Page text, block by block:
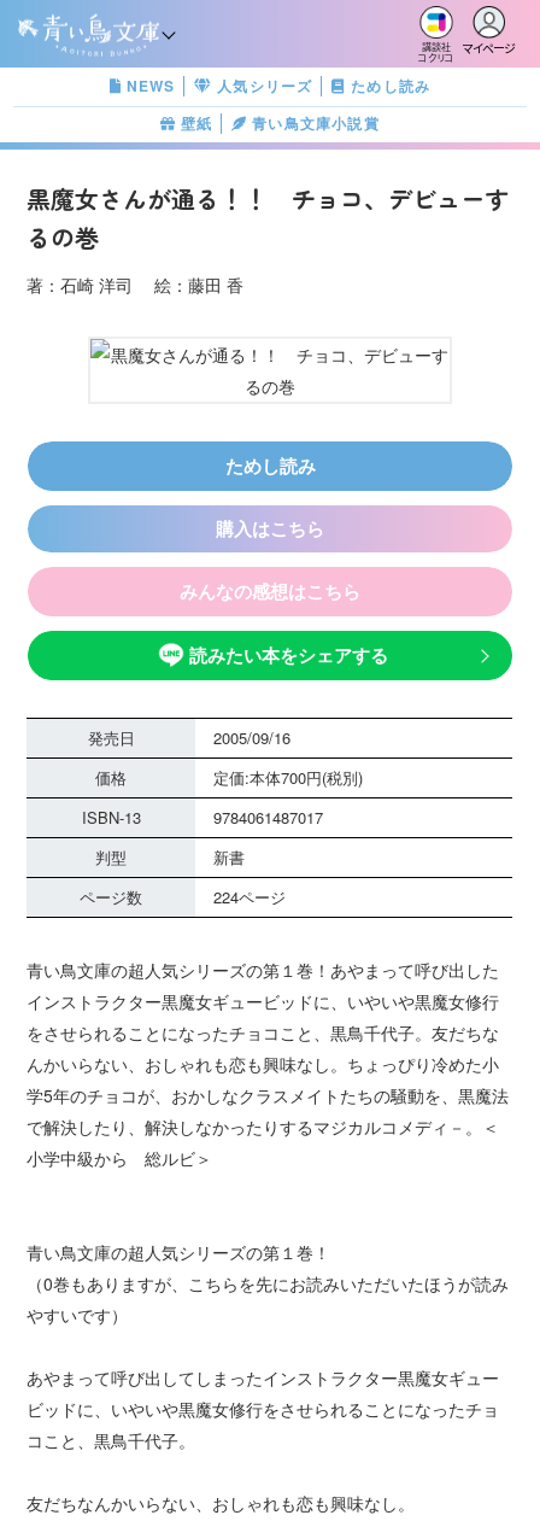
講談社
コクリコ
マイページ
NEWS 人気シリーズ
ためし読み
壁紙
青い鳥文庫小説賞
黒魔女さんが通る！！ チョコ、デビューす
るの巻
著：石崎 洋司 絵：藤田 香
ためし読み
購入はこちら
みんなの感想はこちら
読みたい本をシェアする
発売日
2005/09/16
価格
定価:本体700円(税別)
ISBN-13
9784061487017
判型
新書
ページ数
224ページ
青い鳥文庫の超人気シリーズの第１巻！あやまって呼び出した
インストラクター黒魔女ギュービッドに、いやいや黒魔女修行
をさせられることになったチョコこと、黒鳥千代子。友だちな
んかいらない、おしゃれも恋も興味なし。ちょっぴり冷めた小
学5年のチョコが、おかしなクラスメイトたちの騒動を、黒魔法
で解決したり、解決しなかったりするマジカルコメディ－。＜
小学中級から 総ルビ＞
青い鳥文庫の超人気シリーズの第１巻！
（0巻もありますが、こちらを先にお読みいただいたほうが読み
やすいです）
あやまって呼び出してしまったインストラクター黒魔女ギュー
ビッドに、いやいや黒魔女修行をさせられることになったチョ
コこと、黒鳥千代子。
友だちなんかいらない、おしゃれも恋も興味なし。